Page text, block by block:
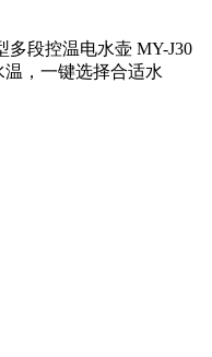
多段控温电水壶 MY-J30
，一键选择合适水